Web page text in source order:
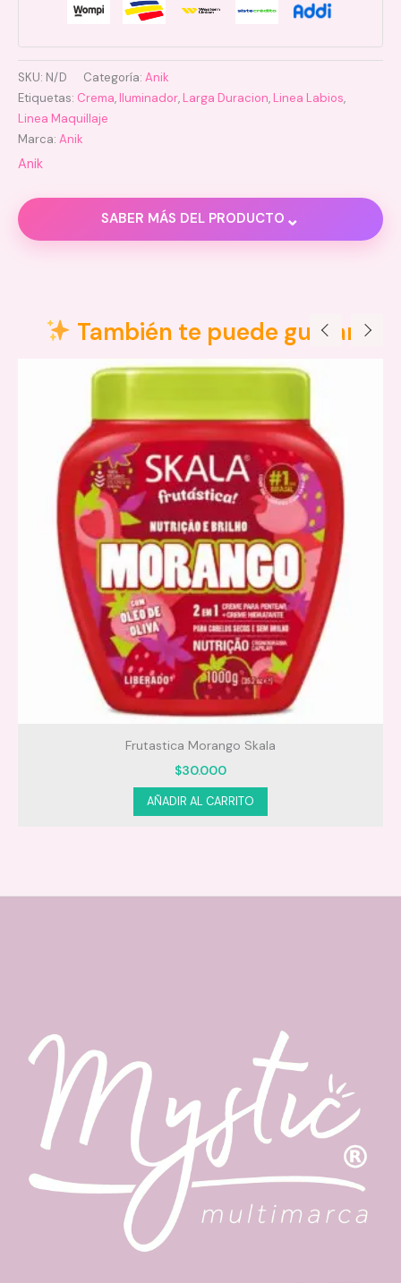
SKU: N/D Categoría: Anik
Etiquetas: Crema, Iluminador, Larga Duracion, Linea Labios,
Linea Maquillaje
Marca: Anik
Anik
SABER MÁS DEL PRODUCTO ⌄
Iluminador en
Summer Love, 04 Bikini, 05
También te puede gustar
Frutastica Morango Skala
$30.000
AÑADIR AL CARRITO